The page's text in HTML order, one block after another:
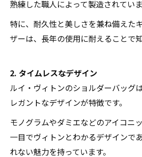
熟練した職人によって製造されていま
特に、耐久性と美しさを兼ね備えた
ザーは、長年の使用に耐えることで
2. タイムレスなデザイン
ルイ・ヴィトンのショルダーバッグ
レガントなデザインが特徴です。
モノグラムやダミエなどのアイコニ
一目でヴィトンとわかるデザインで
れない魅力を持っています。